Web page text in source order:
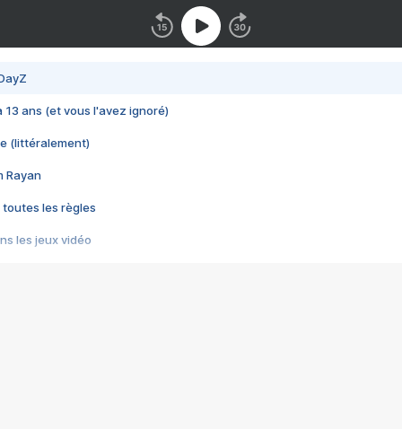
13 ans (et vous l'avez ignoré)
(littéralement)
Rayan
toutes les règles
les jeux vidéo